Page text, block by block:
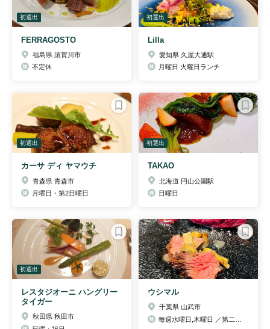
初選出
FERRAGOSTO
福島県 須賀川市
不定休
初選出
Lilla
愛知県 久屋大通駅
月曜日 火曜日ランチ
初選出
カーサ ディ ヤマウチ
青森県 青森市
月曜日・第2日曜日
初選出
TAKAO
北海道 円山公園駅
日曜日
初選出
レスタジオーニ ハングリー
タイガー
秋田県 秋田市
ウシマル
千葉県 山武市